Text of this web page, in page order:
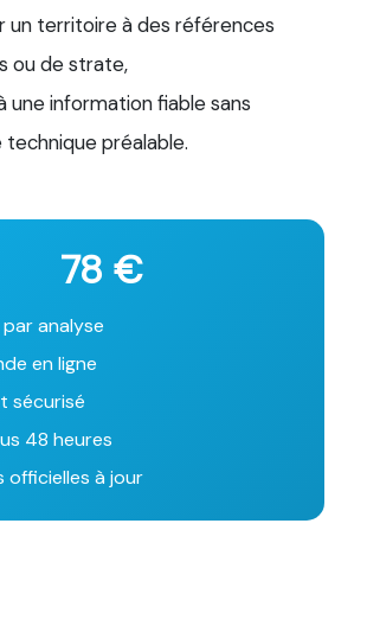
un territoire à des références
ou de strate,
une information fiable sans
préalable.
78 €
analyse
en ligne
sécurisé
48 heures
officielles à jour